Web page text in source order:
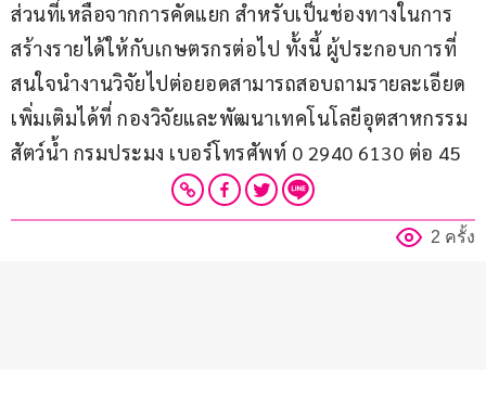
ส่วนที่เหลือจากการคัดแยก สำหรับเป็นช่องทางในการ
สร้างรายได้ให้กับเกษตรกรต่อไป ทั้งนี้ ผู้ประกอบการที่
สนใจนำงานวิจัยไปต่อยอดสามารถสอบถามรายละเอียด
เพิ่มเติมได้ที่ กองวิจัยและพัฒนาเทคโนโลยีอุตสาหกรรม
สัตว์น้ำ กรมประมง เบอร์โทรศัพท์ 0 2940 6130 ต่อ 45
2 ครั้ง